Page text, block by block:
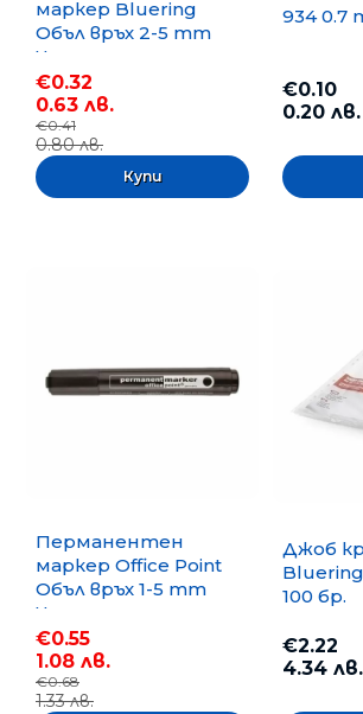
маркер Bluering
Объл връх 2-5 mm
Черен
€0.32
0.63 лв.
€0.41
0.80 лв.
934 0.7
€0.10
0.20 лв.
Перманентен
маркер Office Point
Объл връх 1-5 mm
Черен
€0.55
1.08 лв.
€0.68
1.33 лв.
Джоб
100 бр.
€2.22
4.34 лв.